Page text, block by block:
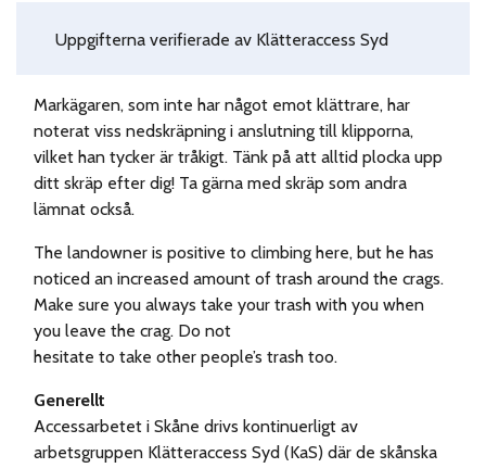
Uppgifterna verifierade av Klätteraccess Syd
Markägaren, som inte har något emot klättrare, har
noterat viss nedskräpning i anslutning till klipporna,
vilket han tycker är tråkigt. Tänk på att alltid plocka upp
ditt skräp efter dig! Ta gärna med skräp som andra
lämnat också.
The landowner is positive to climbing here, but he has
noticed an increased amount of trash around the crags.
Make sure you always take your trash with you when
you leave the crag. Do not
hesitate to take other people’s trash too.
Generellt
Accessarbetet i Skåne drivs kontinuerligt av
arbetsgruppen Klätteraccess Syd (KaS) där de skånska